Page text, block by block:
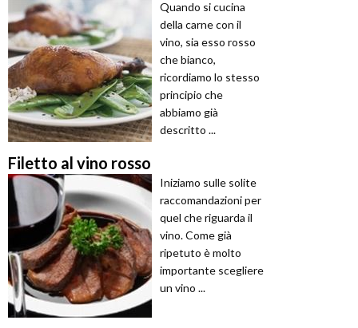
Quando si cucina
della carne con il
vino, sia esso rosso
che bianco,
ricordiamo lo stesso
principio che
abbiamo già
descritto ...
Filetto al vino rosso
Iniziamo sulle solite
raccomandazioni per
quel che riguarda il
vino. Come già
ripetuto è molto
importante scegliere
un vino ...